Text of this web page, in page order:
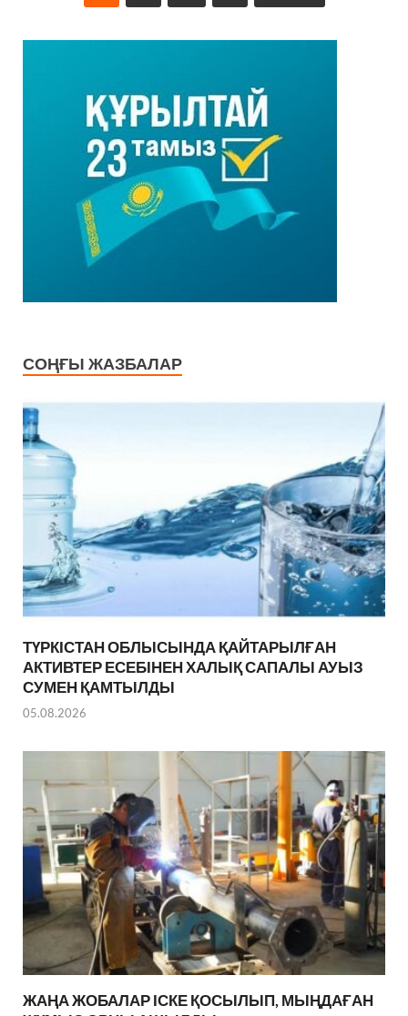
СОҢҒЫ ЖАЗБАЛАР
ТҮРКІСТАН ОБЛЫСЫНДА ҚАЙТАРЫЛҒАН
АКТИВТЕР ЕСЕБІНЕН ХАЛЫҚ САПАЛЫ АУЫЗ
СУМЕН ҚАМТЫЛДЫ
05.08.2026
ЖАҢА ЖОБАЛАР ІСКЕ ҚОСЫЛЫП, МЫҢДАҒАН